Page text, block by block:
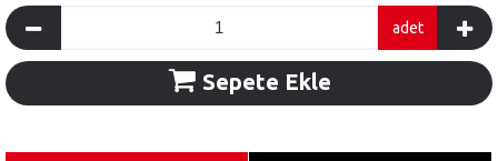
adet
Sepete Ekle